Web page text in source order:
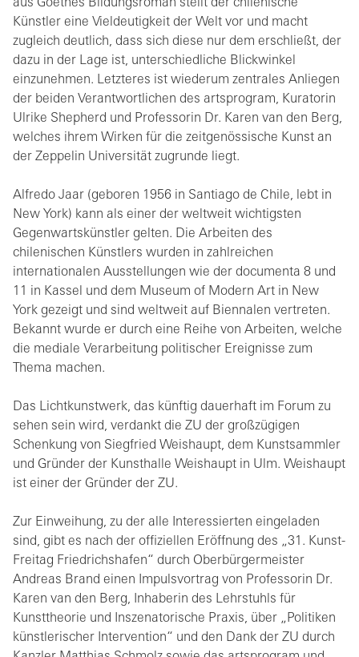
aus Goethes Bildungsroman stellt der chilenische
Künstler eine Vieldeutigkeit der Welt vor und macht
zugleich deutlich, dass sich diese nur dem erschließt, der
dazu in der Lage ist, unterschiedliche Blickwinkel
einzunehmen. Letzteres ist wiederum zentrales Anliegen
der beiden Verantwortlichen des artsprogram, Kuratorin
Ulrike Shepherd und Professorin Dr. Karen van den Berg,
welches ihrem Wirken für die zeitgenössische Kunst an
der Zeppelin Universität zugrunde liegt.
Alfredo Jaar (geboren 1956 in Santiago de Chile, lebt in
New York) kann als einer der weltweit wichtigsten
Gegenwartskünstler gelten. Die Arbeiten des
chilenischen Künstlers wurden in zahlreichen
internationalen Ausstellungen wie der documenta 8 und
11 in Kassel und dem Museum of Modern Art in New
York gezeigt und sind weltweit auf Biennalen vertreten.
Bekannt wurde er durch eine Reihe von Arbeiten, welche
die mediale Verarbeitung politischer Ereignisse zum
Thema machen.
Das Lichtkunstwerk, das künftig dauerhaft im Forum zu
sehen sein wird, verdankt die ZU der großzügigen
Schenkung von Siegfried Weishaupt, dem Kunstsammler
und Gründer der Kunsthalle Weishaupt in Ulm. Weishaupt
ist einer der Gründer der ZU.
Zur Einweihung, zu der alle Interessierten eingeladen
sind, gibt es nach der offiziellen Eröffnung des „31. Kunst-
Freitag Friedrichshafen“ durch Oberbürgermeister
Andreas Brand einen Impulsvortrag von Professorin Dr.
Karen van den Berg, Inhaberin des Lehrstuhls für
Kunsttheorie und Inszenatorische Praxis, über „Politiken
künstlerischer Intervention“ und den Dank der ZU durch